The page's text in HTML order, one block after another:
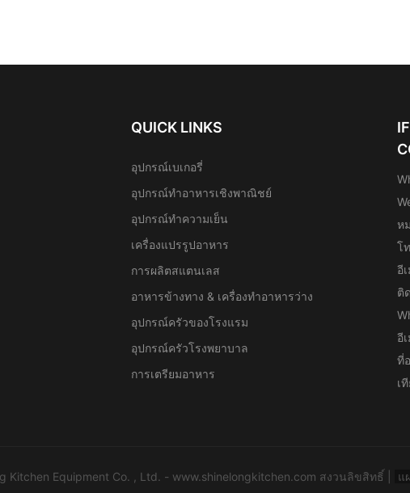
QUICK LINKS
อุปกรณ์เบเกอรี่
อุปกรณ์ทำอาหารเชิงพาณิชย์
อุปกรณ์ทำความเย็น
เครื่องแปรรูปอาหาร
การผลิตสแตนเลส
อาหารข้างทาง & เครื่องทำอาหารว่าง
อุปกรณ์ครัวของโรงแรม
อุปกรณ์ครัวโรงพยาบาล
การเตรียมอาหาร
ห
โ
อี
ติ
อี
ที่
เ
Kitchen Equipment Co. , Ltd. - www.shinelongkitchen.com สงวนลิขสิทธิ์ | แ